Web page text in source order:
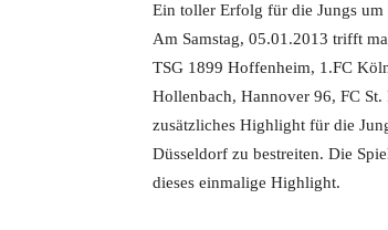
Ein toller Erfolg für die Jungs um
Am Samstag, 05.01.2013 trifft
TSG 1899 Hoffenheim, 1.FC
Hollenbach, Hannover 96, FC
zusätzliches Highlight für die
Düsseldorf zu bestreiten. Die
dieses einmalige Highlight.